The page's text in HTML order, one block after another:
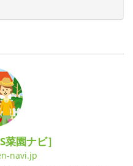
菜園ナビ］
navi.jp